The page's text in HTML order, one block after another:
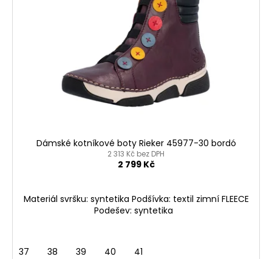
Dámské kotníkové boty Rieker 45977-30 bordó
2 313 Kč bez DPH
2 799 Kč
Materiál svršku: syntetika Podšívka: textil zimní FLEECE
Podešev: syntetika
37 38 39 40 41